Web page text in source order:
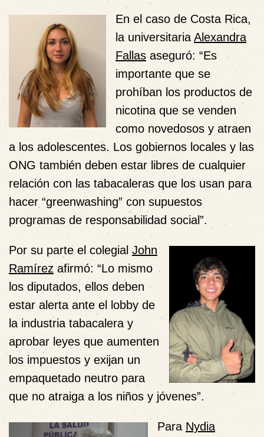
En el caso de Costa Rica,
la universitaria Alexandra
Fallas aseguró: “Es
importante que se
prohíban los productos de
nicotina que se venden
como novedosos y atraen
a los adolescentes. Los gobiernos locales y las
ONG también deben estar libres de cualquier
relación con las tabacaleras que los usan para
hacer “greenwashing” con supuestos
programas de responsabilidad social”.
Por su parte el colegial John
Ramírez afirmó: “Lo mismo
los diputados, ellos deben
estar alerta ante el lobby de
la industria tabacalera y
aprobar leyes que aumenten
los impuestos y exijan un
empaquetado neutro para
que no atraiga a los niños y jóvenes”.
Para Nydia